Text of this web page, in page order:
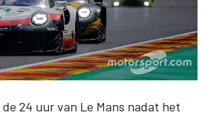
24 uur van Le Mans nadat het